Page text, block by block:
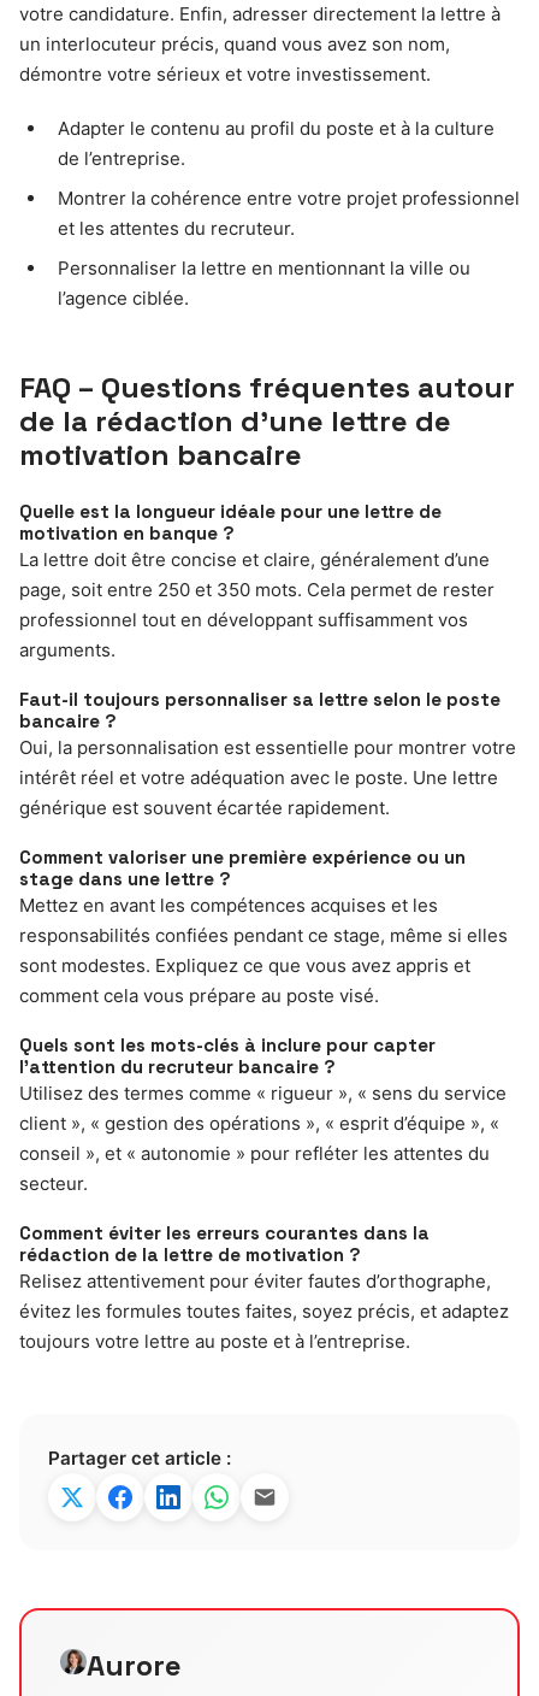
votre candidature. Enfin, adresser directement la lettre à
un interlocuteur précis, quand vous avez son nom,
démontre votre sérieux et votre investissement.
Adapter le contenu au profil du poste et à la culture
de l’entreprise.
Montrer la cohérence entre votre projet professionnel
et les attentes du recruteur.
Personnaliser la lettre en mentionnant la ville ou
l’agence ciblée.
FAQ – Questions fréquentes autour
de la rédaction d’une lettre de
motivation bancaire
Quelle est la longueur idéale pour une lettre de
motivation en banque ?
La lettre doit être concise et claire, généralement d’une
page, soit entre 250 et 350 mots. Cela permet de rester
professionnel tout en développant suffisamment vos
arguments.
Faut-il toujours personnaliser sa lettre selon le poste
bancaire ?
Oui, la personnalisation est essentielle pour montrer votre
intérêt réel et votre adéquation avec le poste. Une lettre
générique est souvent écartée rapidement.
Comment valoriser une première expérience ou un
stage dans une lettre ?
Mettez en avant les compétences acquises et les
responsabilités confiées pendant ce stage, même si elles
sont modestes. Expliquez ce que vous avez appris et
comment cela vous prépare au poste visé.
Quels sont les mots-clés à inclure pour capter
l’attention du recruteur bancaire ?
Utilisez des termes comme « rigueur », « sens du service
client », « gestion des opérations », « esprit d’équipe », «
conseil », et « autonomie » pour refléter les attentes du
secteur.
Comment éviter les erreurs courantes dans la
rédaction de la lettre de motivation ?
Relisez attentivement pour éviter fautes d’orthographe,
évitez les formules toutes faites, soyez précis, et adaptez
toujours votre lettre au poste et à l’entreprise.
Partager cet article :
Aurore